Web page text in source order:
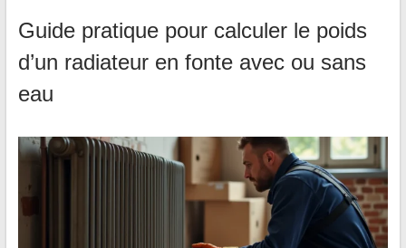
Guide pratique pour calculer le poids
d’un radiateur en fonte avec ou sans
eau